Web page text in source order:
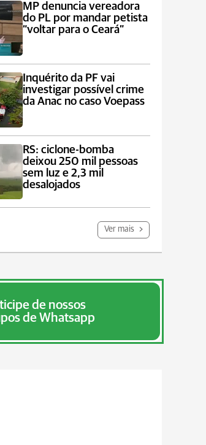
MP denuncia vereadora
do PL por mandar petista
“voltar para o Ceará”
Inquérito da PF vai
investigar possível crime
da Anac no caso Voepass
RS: ciclone-bomba
deixou 250 mil pessoas
sem luz e 2,3 mil
desalojados
Ver mais
de nossos
de Whatsapp